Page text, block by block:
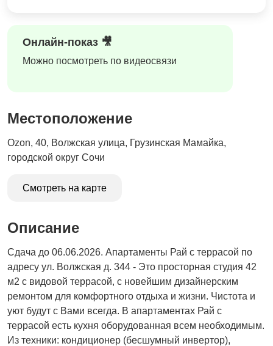
Онлайн-показ 🎥
Можно посмотреть по видеосвязи
Местоположение
Ozon, 40, Волжская улица, Грузинская Мамайка,
городской округ Сочи
Смотреть на карте
Описание
Сдача до 06.06.2026. Апартаменты Рай с террасой по
адресу ул. Волжская д. 344 - Это просторная студия 42
м2 с видовой террасой, с новейшим дизайнерским
ремонтом для комфортного отдыха и жизни. Чистота и
уют будут с Вами всегда. В апартаментах Рай с
террасой есть кухня оборудованная всем необходимым.
Из техники: кондиционер (бесшумный инвертор),